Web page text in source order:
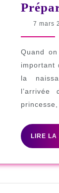
7 mars
Quand
important
la
l’arrivée
LIRE LA